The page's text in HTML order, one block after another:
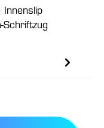
Schriftzug